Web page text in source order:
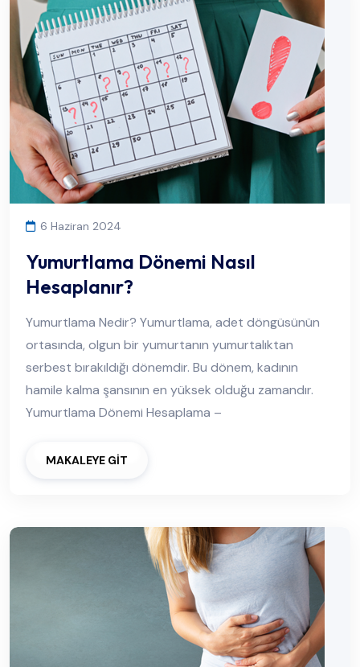
6 Haziran 2024
Yumurtlama Dönemi Nasıl
Hesaplanır?
Yumurtlama Nedir? Yumurtlama, adet döngüsünün
ortasında, olgun bir yumurtanın yumurtalıktan
serbest bırakıldığı dönemdir. Bu dönem, kadının
hamile kalma şansının en yüksek olduğu zamandır.
Yumurtlama Dönemi Hesaplama –
MAKALEYE GİT